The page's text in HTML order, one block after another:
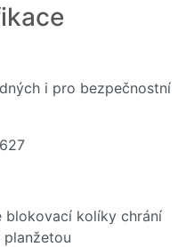
i pro bezpečnostní
kolíky chrání
planžetou